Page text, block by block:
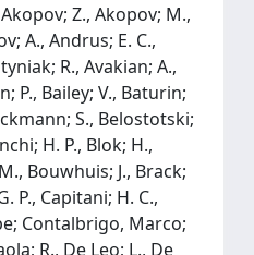
Z., Akopov; M.,
A., Andrus; E. C.,
R., Avakian; A.,
P., Bailey; V., Baturin;
S., Belostotski;
H. P., Blok; H.,
Bouwhuis; J., Brack;
P., Capitani; H. C.,
Contalbrigo, Marco;
R., De Leo; L., De